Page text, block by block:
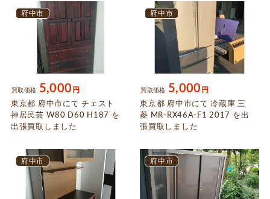
府中市
東京都 府中市にて チェスト
神居民芸 W80 D60 H187 を
出張買取しました
買取価格 5,000 円
府中市
東京都 府中市にて 冷蔵庫 三
菱 MR-RX46A-F1 2017 を出
張買取しました
買取価格 5,000 円
府中市 府中市